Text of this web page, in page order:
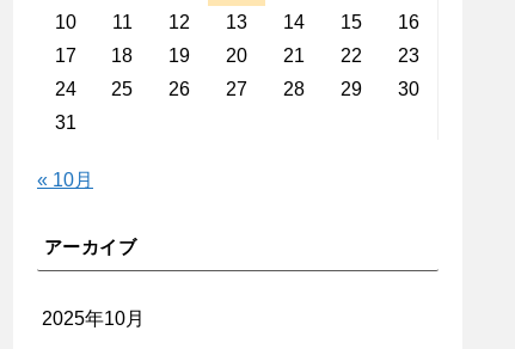
10
11 12 13 14 15
16
17
18 19 20 21 22
23
24
25 26 27 28 29
30
31
« 10月
アーカイブ
2025年10月